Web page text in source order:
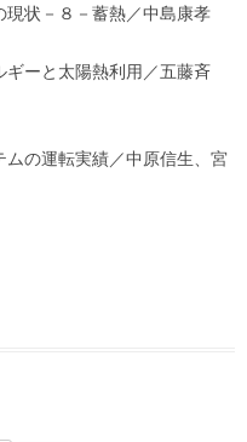
状－８－蓄熱／中島康孝
ーと太陽熱利用／五藤斉
の運転実績／中原信生、宮